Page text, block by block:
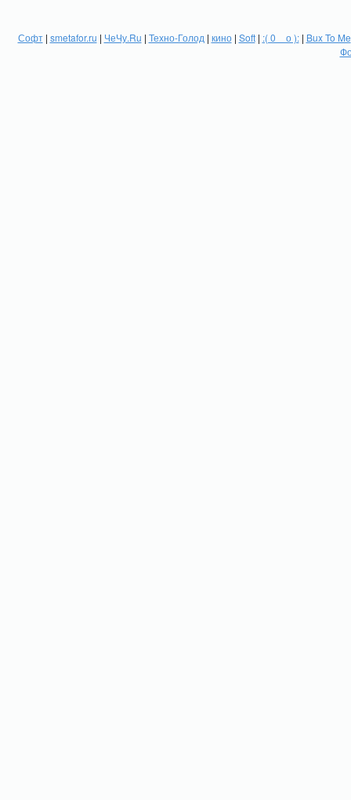
Софт| smetafor.ru | ЧеЧу.Ru | Техно-Голод | кино| Soft| :( 0 _ о ):| Bux To Me